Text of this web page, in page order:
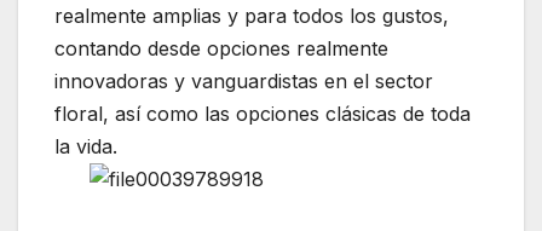
realmente amplias y para todos los gustos,
contando desde opciones realmente
innovadoras y vanguardistas en el sector
floral, así como las opciones clásicas de toda
la vida.